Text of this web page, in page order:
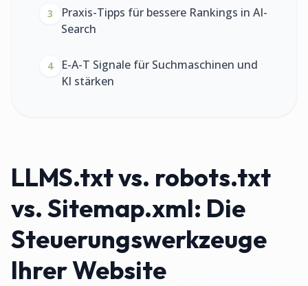
3
Praxis-Tipps für bessere Rankings in AI-
Search
4
E-A-T Signale für Suchmaschinen und
KI stärken
LLMS.txt vs. robots.txt
vs. Sitemap.xml: Die
Steuerungswerkzeuge
Ihrer Website